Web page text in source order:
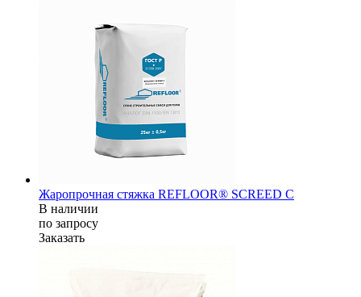
Жаропрочная стяжка REFLOOR® SCREED C
В наличии
по запросу
Заказать